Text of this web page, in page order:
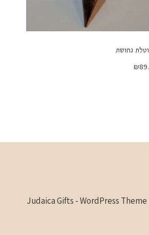
נחושת
₪